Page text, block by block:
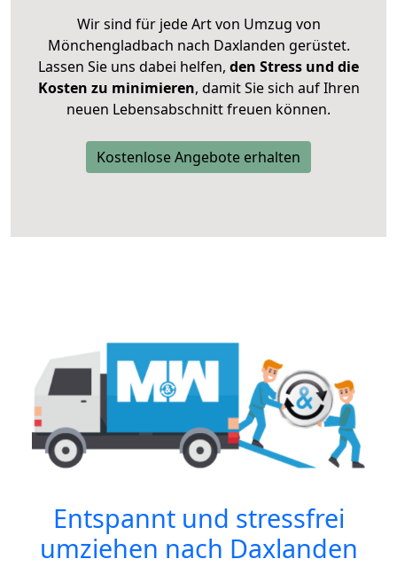
Wir sind für jede Art von Umzug von
Mönchengladbach nach Daxlanden gerüstet.
Lassen Sie uns dabei helfen, den Stress und die
Kosten zu minimieren, damit Sie sich auf Ihren
neuen Lebensabschnitt freuen können.
Kostenlose Angebote erhalten
Entspannt und stressfrei
umziehen nach Daxlanden